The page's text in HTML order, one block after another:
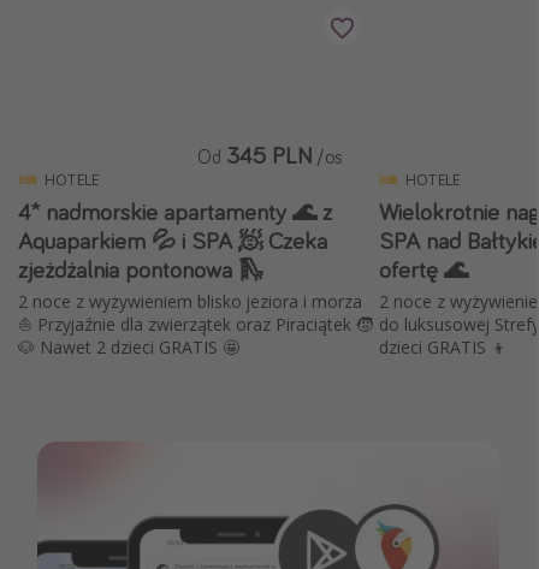
Newsy, ciekawostki, porady podróżnicze
HOTELE
4* nadmorskie apartamenty 🌊 z
Aquaparkiem 💦 i SPA 🧖 Czeka
zjeżdżalnia pontonowa 🛝
2 noce z wyżywieniem blisko jeziora i morza
⛵️ Przyjaźnie dla zwierzątek oraz Piraciątek 🧒
🐶 Nawet 2 dzieci GRATIS 🤩
Od 345 PLN /os
HOTELE
Wielokrotnie
SPA nad
ofertę 🌊
2 noce z
do luksusowej Strefy Royal-
dzieci GRATIS 👦